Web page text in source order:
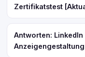
Zertifikatstest
Antworten: